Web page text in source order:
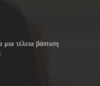
μια τέλεια βάπτιση